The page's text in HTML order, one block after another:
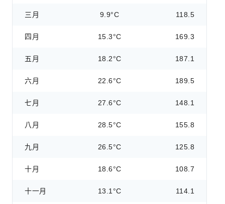
三月 9.9°C 118.5
四月 15.3°C 169.3
五月 18.2°C 187.1
六月 22.6°C 189.5
七月 27.6°C 148.1
八月 28.5°C 155.8
九月 26.5°C 125.8
十月 18.6°C 108.7
十一月 13.1°C 114.1